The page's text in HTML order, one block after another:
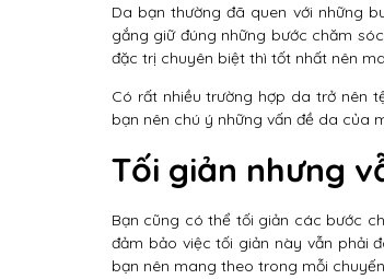
Da bạn thường đã quen với những
gắng giữ đúng những bước chăm
đặc trị chuyên biệt thì tốt nhất nên
Có rất nhiều trường hợp da trở nên
bạn nên chú ý những vấn đề da của
Tối giản nhưng
Bạn cũng có thể tối giản các bước
đảm bảo việc tối giản này vẫn phải
bạn nên mang theo trong mỗi